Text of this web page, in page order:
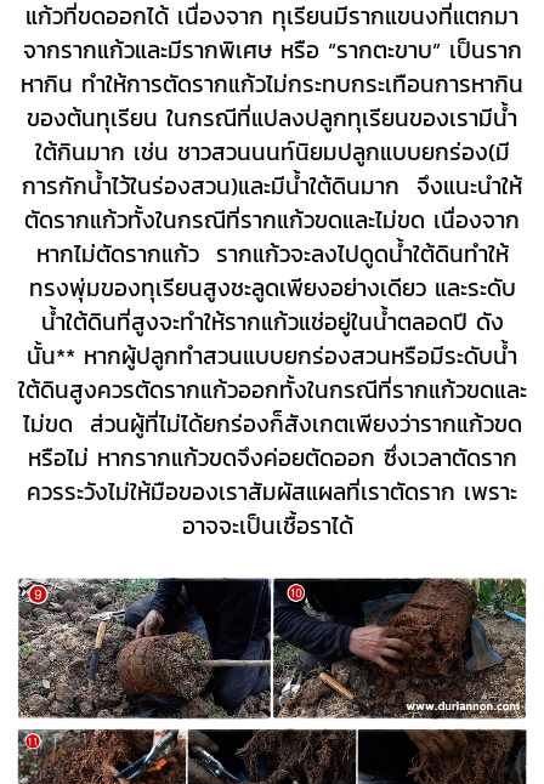
แก้วที่ขดออกได้ เนื่องจาก ทุเรียนมีรากแขนงที่แตกมา
จากรากแก้วและมีรากพิเศษ หรือ “รากตะขาบ” เป็นราก
หากิน ทำให้การตัดรากแก้วไม่กระทบกระเทือนการหากิน
ของต้นทุเรียน ในกรณีที่แปลงปลูกทุเรียนของเรามีน้ำ
ใต้กินมาก เช่น ชาวสวนนนท์นิยมปลูกแบบยกร่อง(มี
การกักน้ำไว้ในร่องสวน)และมีน้ำใต้ดินมาก จึงแนะนำให้
ตัดรากแก้วทั้งในกรณีที่รากแก้วขดและไม่ขด เนื่องจาก
หากไม่ตัดรากแก้ว รากแก้วจะลงไปดูดน้ำใต้ดินทำให้
ทรงพุ่มของทุเรียนสูงชะลูดเพียงอย่างเดียว และระดับ
น้ำใต้ดินที่สูงจะทำให้รากแก้วแช่อยู่ในน้ำตลอดปี ดัง
นั้น** หากผู้ปลูกทำสวนแบบยกร่องสวนหรือมีระดับน้ำ
ใต้ดินสูงควรตัดรากแก้วออกทั้งในกรณีที่รากแก้วขดและ
ไม่ขด ส่วนผู้ที่ไม่ได้ยกร่องก็สังเกตเพียงว่ารากแก้วขด
หรือไม่ หากรากแก้วขดจึงค่อยตัดออก ซึ่งเวลาตัดราก
ควรระวังไม่ให้มือของเราสัมผัสแผลที่เราตัดราก เพราะ
อาจจะเป็นเชื้อราได้